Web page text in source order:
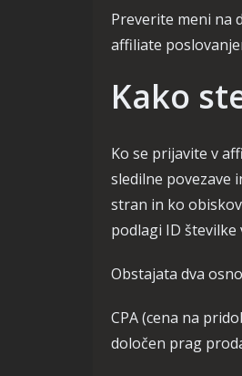
Preverite meni na
affiliate
Kako
Ko se prijavite v
sledilne povezave
stran in ko
podlagi ID številke
Obstajata dva
CPA (cena na
določen prag